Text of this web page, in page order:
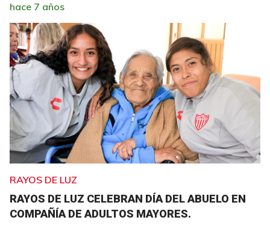
hace 7 años
RAYOS DE LUZ
RAYOS DE LUZ CELEBRAN DÍA DEL ABUELO EN
COMPAÑÍA DE ADULTOS MAYORES.